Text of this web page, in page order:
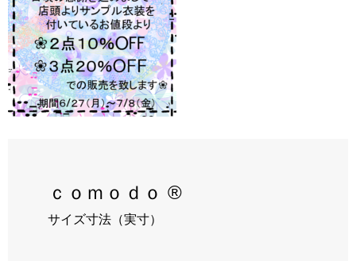
RECRUIT
BLOG
ｃｏｍｏｄｏ ®
サイズ寸法（実寸）